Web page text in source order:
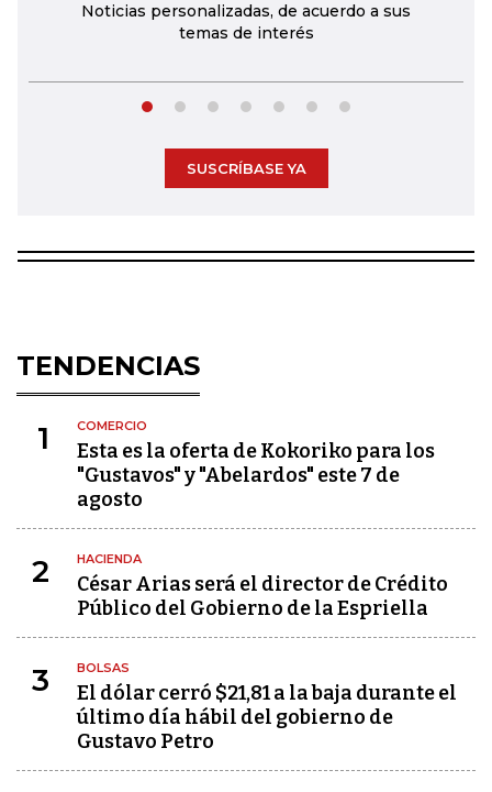
Noticias personalizadas, de acuerdo a sus
temas de interés
SUSCRÍBASE YA
TENDENCIAS
1 COMERCIO
Esta es la oferta de Kokoriko para los
"Gustavos" y "Abelardos" este 7 de
agosto
2 HACIENDA
César Arias será el director de Crédito
Público del Gobierno de la Espriella
3 BOLSAS
El dólar cerró $21,81 a la baja durante el
último día hábil del gobierno de
Gustavo Petro